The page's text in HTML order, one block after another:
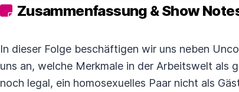
Zusammenfassung & Show
In dieser Folge beschäftigen wir uns neben
uns an, welche Merkmale in der Arbeitswelt als
noch legal, ein homosexuelles Paar nicht als